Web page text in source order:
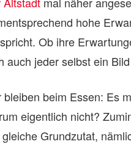
hohe
Ob ihre
auch jeder selbst ein
bleiben beim Essen: Es
eigentlich nicht?
Grundzutat,